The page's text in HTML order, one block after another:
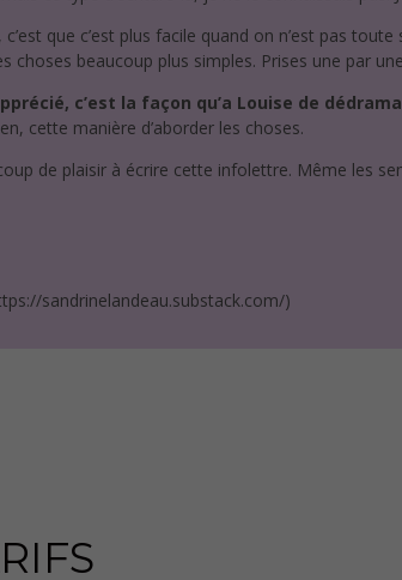
c’est que c’est plus facile quand on n’est pas
choses beaucoup plus simples. Prises une par
c’est la façon qu’a Louise de
cette manière d’aborder les choses.
de plaisir à écrire cette infolettre. Même les
sandrinelandeau.substack.com/)